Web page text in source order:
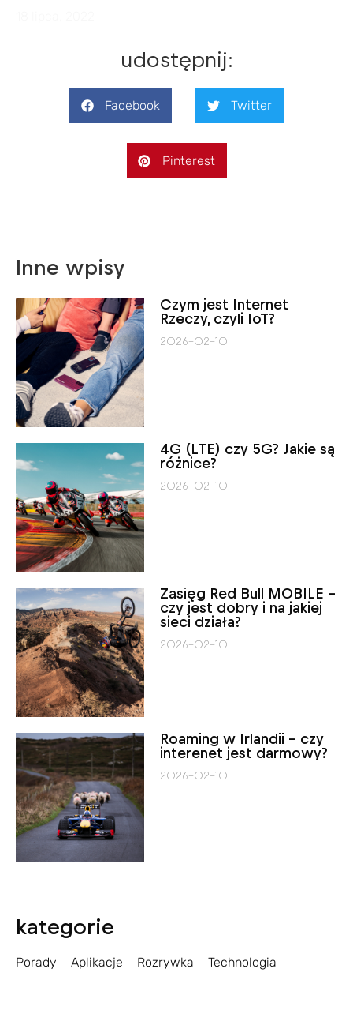
udostępnij:
Facebook Twitter
Pinterest
Inne wpisy
Czym jest Internet
Rzeczy, czyli IoT?
2026-02-10
4G (LTE) czy 5G? Jakie są
różnice?
2026-02-10
Zasięg Red Bull MOBILE –
czy jest dobry i na jakiej
sieci działa?
2026-02-10
Roaming w Irlandii – czy
interenet jest darmowy?
2026-02-10
kategorie
Porady Aplikacje Rozrywka Technologia